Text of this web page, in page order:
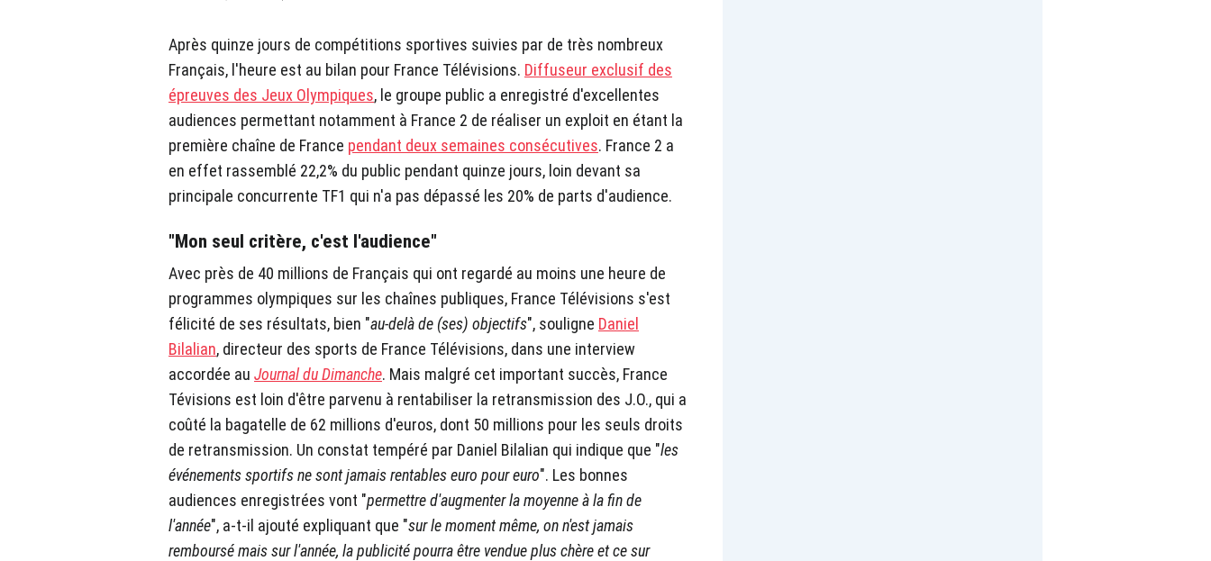
Après quinze jours de compétitions sportives suivies par de très nombreux
Français, l'heure est au bilan pour France Télévisions. Diffuseur exclusif des
épreuves des Jeux Olympiques, le groupe public a enregistré d'excellentes
audiences permettant notamment à France 2 de réaliser un exploit en étant la
première chaîne de France pendant deux semaines consécutives. France 2 a
en effet rassemblé 22,2% du public pendant quinze jours, loin devant sa
principale concurrente TF1 qui n'a pas dépassé les 20% de parts d'audience.
"Mon seul critère, c'est l'audience"
Avec près de 40 millions de Français qui ont regardé au moins une heure de
programmes olympiques sur les chaînes publiques, France Télévisions s'est
félicité de ses résultats, bien "au-delà de (ses) objectifs", souligne Daniel
Bilalian, directeur des sports de France Télévisions, dans une interview
accordée au Journal du Dimanche. Mais malgré cet important succès, France
Tévisions est loin d'être parvenu à rentabiliser la retransmission des J.O., qui a
coûté la bagatelle de 62 millions d'euros, dont 50 millions pour les seuls droits
de retransmission. Un constat tempéré par Daniel Bilalian qui indique que "les
événements sportifs ne sont jamais rentables euro pour euro". Les bonnes
audiences enregistrées vont "permettre d'augmenter la moyenne à la fin de
l'année", a-t-il ajouté expliquant que "sur le moment même, on n'est jamais
remboursé mais sur l'année, la publicité pourra être vendue plus chère et ce sur